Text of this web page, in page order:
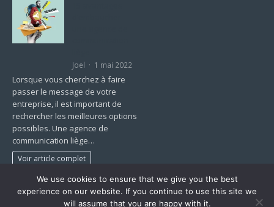
Joel 1 mai 2022
Lorsque vous cherchez à faire
passer le message de votre
entreprise, il est important de
rechercher les meilleures options
possibles. Une agence de
communication liège…
Voir article complet
1 2 … 43 »
We use cookies to ensure that we give you the best
experience on our website. If you continue to use this site we
will assume that you are happy with it.